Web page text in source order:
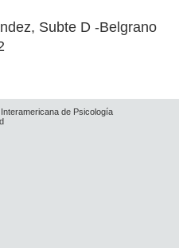
Subte D -Belgrano
de Psicología